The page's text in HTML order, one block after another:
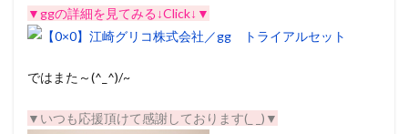
▼ggの詳細を見てみる↓Click↓▼
ではまた～(^_^)/~
▼いつも応援頂けて感謝しております(_ _)▼